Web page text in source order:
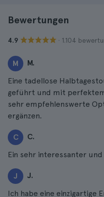
Bewertungen
4.9 · 1.104
M M.
Eine tadellose
geführt und mit
sehr empfehlenswerte
ergänzen.
C C.
Ein sehr interessanter
J J.
Ich habe eine einzigartige